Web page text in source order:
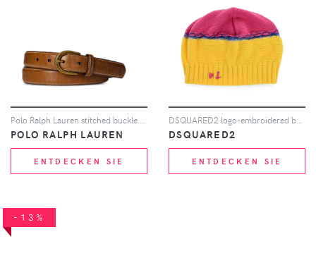
POLO RALPH LAUREN
ENTDECKEN SIE
DSQUARED2
ENTDECKEN SIE
-13%